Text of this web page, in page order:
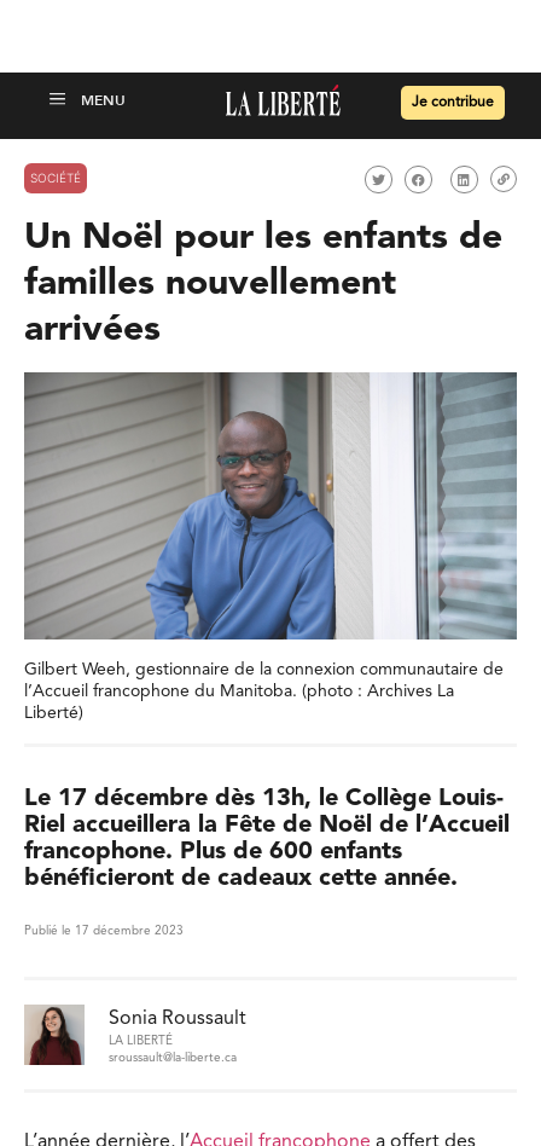
Je contribue
SOCIÉTÉ
Un Noël pour les enfants de
familles nouvellement
arrivées
Gilbert Weeh, gestionnaire de la connexion communautaire de
l’Accueil francophone du Manitoba. (photo : Archives La
Liberté)
Le 17 décembre dès 13h, le Collège Louis-
Riel accueillera la Fête de Noël de l’Accueil
francophone. Plus de 600 enfants
bénéficieront de cadeaux cette année.
Publié le 17 décembre 2023
Sonia Roussault
LA LIBERTÉ
sroussault@la-liberte.ca